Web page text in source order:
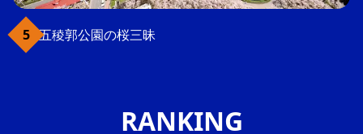
五稜郭公園の桜三昧